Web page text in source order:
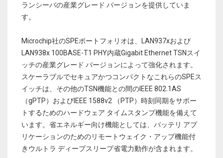
ランシーバの産業グレード バージョンを提供していま
す。
Microchip社のSPEポートフォリオは、LAN937xおよび
LAN938x 100BASE-T1 PHY内蔵Gigabit Ethernet TSNスイ
ッチの産業グレード バージョンによって強化されます。
スケーラブルでセキュアかつコンパクトなこれらのSPEス
イッチは、その他のTSN機能との間のIEEE 802.1AS
（gPTP）およびIEEE 1588v2 （PTP）時刻同期をサポー
トするためのハードウェア タイムスタンプ機能を備えて
います。省エネルギー向け機能としては、バッテリ アプ
リケーションのためのリモートウェイク・アップ機能付
きウルトラ ディープスリープ省電力動作が含まれます。